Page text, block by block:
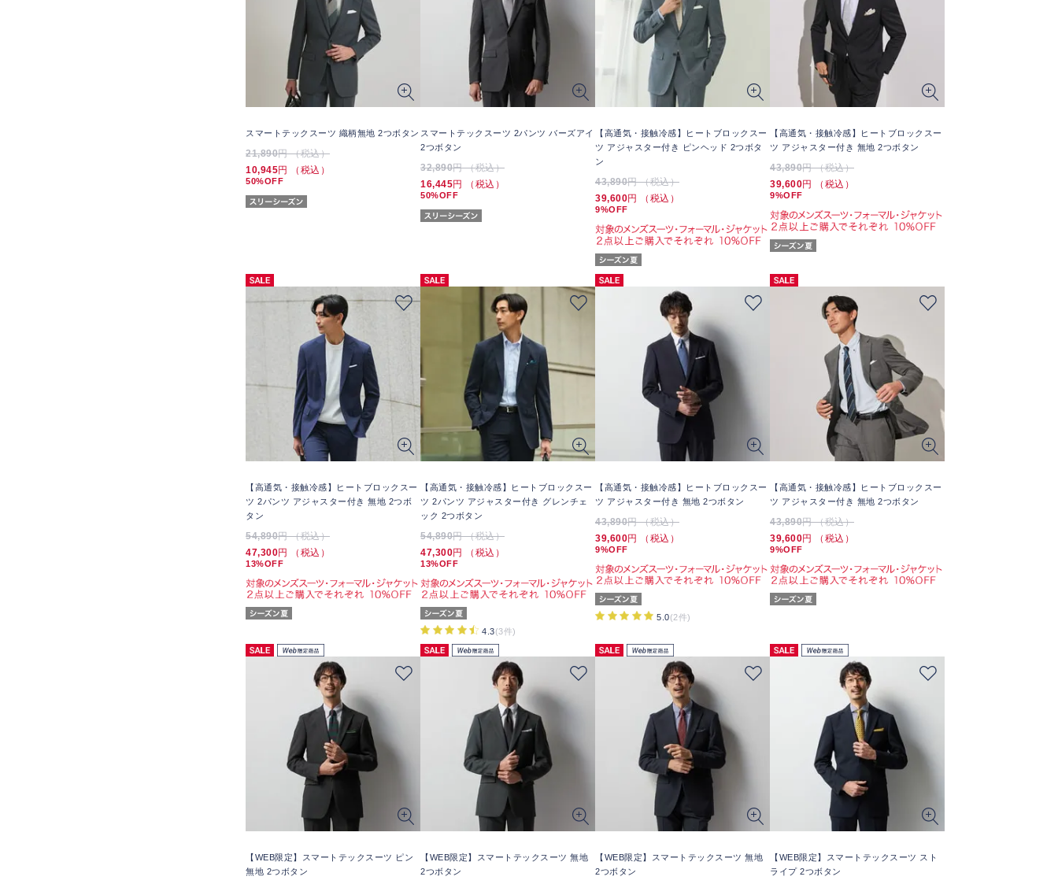
スマートテックスーツ 織柄無地 2つボタン
21,890円 （税込）
10,945円 （税込）
50%OFF
スマートテックスーツ 2パンツ バーズアイ
2つボタン
32,890円 （税込）
16,445円 （税込）
50%OFF
【高通気・接触冷感】ヒートブロックスー
ツ アジャスター付き ピンヘッド 2つボタ
ン
43,890円 （税込）
39,600円 （税込）
9%OFF
【高通気・接触冷感】ヒートブロックスー
ツ アジャスター付き 無地 2つボタン
43,890円 （税込）
39,600円 （税込）
9%OFF
【高通気・接触冷感】ヒートブロックスー
ツ 2パンツ アジャスター付き 無地 2つボ
タン
54,890円 （税込）
47,300円 （税込）
13%OFF
【高通気・接触冷感】ヒートブロックスー
ツ 2パンツ アジャスター付き グレンチェ
ック 2つボタン
54,890円 （税込）
47,300円 （税込）
13%OFF
4.3(3件)
【高通気・接触冷感】ヒートブロックスー
ツ アジャスター付き 無地 2つボタン
43,890円 （税込）
39,600円 （税込）
9%OFF
5.0(2件)
【高通気・接触冷感】ヒートブロックスー
ツ アジャスター付き 無地 2つボタン
43,890円 （税込）
39,600円 （税込）
9%OFF
【WEB限定】スマートテックスーツ ピン
無地 2つボタン
【WEB限定】スマートテックスーツ 無地
2つボタン
【WEB限定】スマートテックスーツ 無地
2つボタン
【WEB限定】スマートテックスーツ スト
ライプ 2つボタン